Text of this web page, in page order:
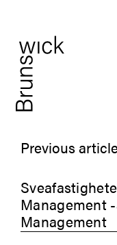
Previous
Management
Management